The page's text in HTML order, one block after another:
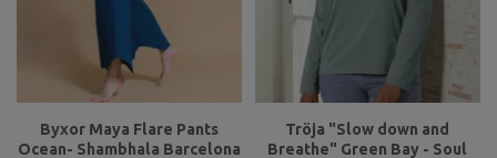
Byxor Maya Flare Pants
Ocean- Shambhala Barcelona
Tröja "Slow down and
Breathe" Green Bay - Soul